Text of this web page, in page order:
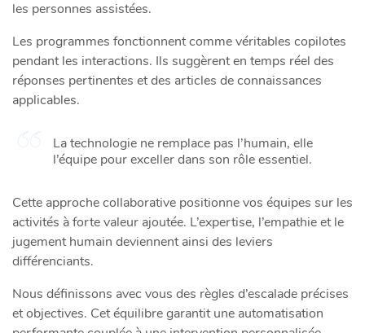
les personnes assistées.
Les programmes fonctionnent comme véritables copilotes
pendant les interactions. Ils suggèrent en temps réel des
réponses pertinentes et des articles de connaissances
applicables.
La technologie ne remplace pas l’humain, elle
l’équipe pour exceller dans son rôle essentiel.
Cette approche collaborative positionne vos équipes sur les
activités à forte valeur ajoutée. L’expertise, l’empathie et le
jugement humain deviennent ainsi des leviers
différenciants.
Nous définissons avec vous des règles d’escalade précises
et objectives. Cet équilibre garantit une automatisation